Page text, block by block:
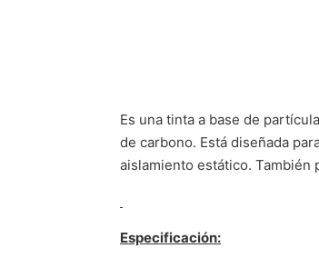
Es una tinta a base de
de carbono. Está diseñada
aislamiento estático. También
Especificación: